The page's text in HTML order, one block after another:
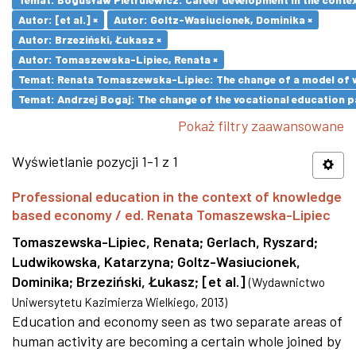
Autor: [et al.] ×
Autor: Goltz-Wasiucionek, Dominika ×
Autor: Brzeziński, Łukasz ×
Autor: Tomaszewska-Lipiec, Renata ×
Temat: Renata Tomaszewska-Lipiec: The change of a model
Temat: Andrzej Bogaj: The change of the vocational education
Pokaż filtry zaawansowane
Wyświetlanie pozycji 1-1 z 1
Professional education in the context of knowledge
based economy / ed. Renata Tomaszewska-Lipiec
Tomaszewska-Lipiec, Renata; Gerlach, Ryszard;
Ludwikowska, Katarzyna; Goltz-Wasiucionek,
Dominika; Brzeziński, Łukasz; [et al.] (Wydawnictwo
Uniwersytetu Kazimierza Wielkiego, 2013)
Education and economy seen as two separate areas of
human activity are becoming a certain whole joined by